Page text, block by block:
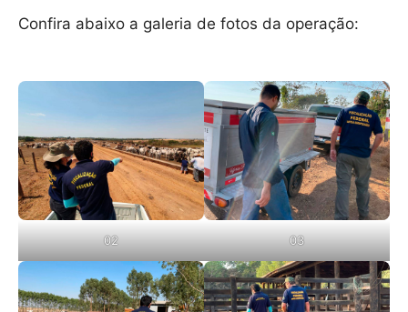
Confira abaixo a galeria de fotos da operação:
02 03